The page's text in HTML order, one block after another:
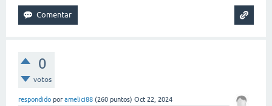
0
votos
respondido por amelici88 (260 puntos) Oct 22, 2024